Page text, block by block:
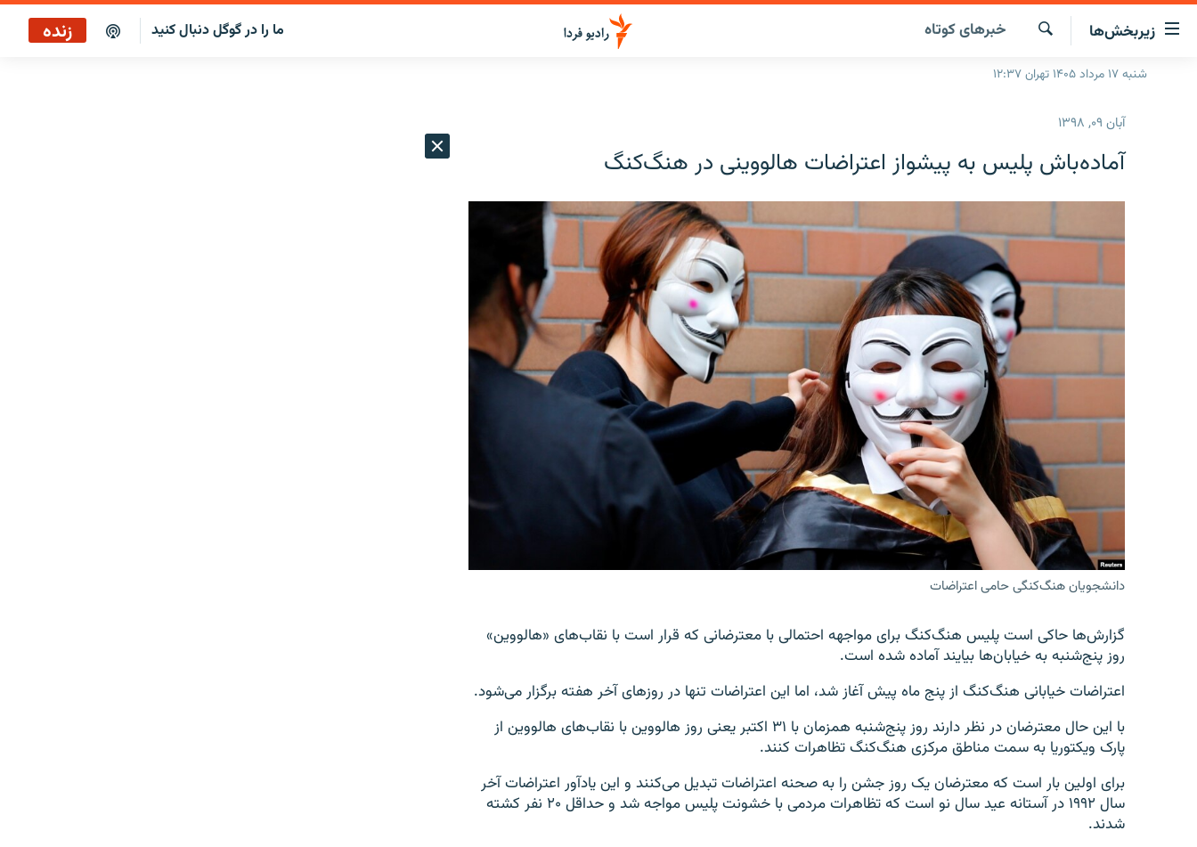
لینک‌های
قابلیت
دسترسی
زیربخش‌ها
صفحه اصلی
برنامه‌های رادیویی
چندرسانه‌ای
جستجو
خبرهای کوتاه ما را در گوگل دنبال کنید زنده
شنبه ۱۷ مرداد ۱۴۰۵ تهران ۱۲:۳۷
آبان ۰۹, ۱۳۹۸
آماده‌باش پلیس به پیشواز اعتراضات هالووینی در هنگ‌کنگ
دانشجویان هنگ‌کنگی حامی اعتراضات
گزارش‌ها حاکی است پلیس هنگ‌کنگ برای مواجهه احتمالی با معترضانی که قرار است با نقاب‌های «هالووین»
روز پنج‌شنبه به خیابان‌ها بیایند آماده شده است.
اعتراضات خیابانی هنگ‌کنگ از پنج ماه پیش آغاز شد، اما این اعتراضات تنها در روزهای آخر هفته برگزار می‌شود.
با این حال معترضان در نظر دارند روز پنج‌شنبه همزمان با ۳۱ اکتبر یعنی روز هالووین با نقاب‌های هالووین از
پارک ویکتوریا به سمت مناطق مرکزی هنگ‌کنگ تظاهرات کنند.
برای اولین بار است که معترضان یک روز جشن را به صحنه اعتراضات تبدیل می‌کنند و این یادآور اعتراضات آخر
سال ۱۹۹۲ در آستانه عید سال نو است که تظاهرات مردمی با خشونت پلیس مواجه شد و حداقل ۲۰ نفر کشته
شدند.